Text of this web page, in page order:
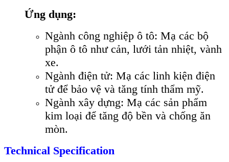
Ứng dụng:
Ngành công nghiệp ô tô: Mạ các bộ
phận ô tô như cản, lưới tản nhiệt, vành
xe.
Ngành điện tử: Mạ các linh kiện điện
tử để bảo vệ và tăng tính thẩm mỹ.
Ngành xây dựng: Mạ các sản phẩm
kim loại để tăng độ bền và chống ăn
mòn.
Technical Specification